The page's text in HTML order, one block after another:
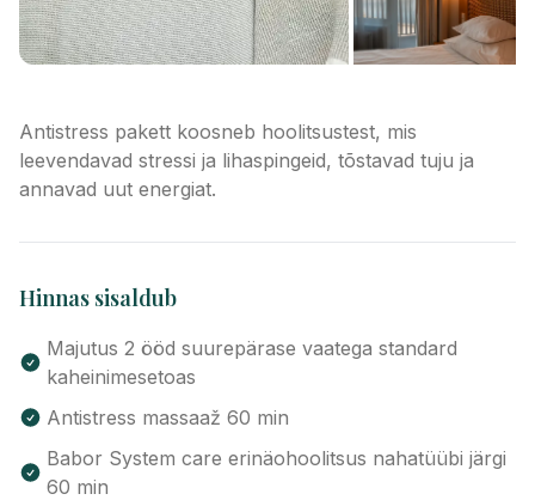
Antistress pakett koosneb hoolitsustest, mis
leevendavad stressi ja lihaspingeid, tõstavad tuju ja
annavad uut energiat.
Hinnas sisaldub
Majutus 2 ööd suurepärase vaatega standard
kaheinimesetoas
Antistress massaaž 60 min
Babor System care erinäohoolitsus nahatüübi järgi
60 min